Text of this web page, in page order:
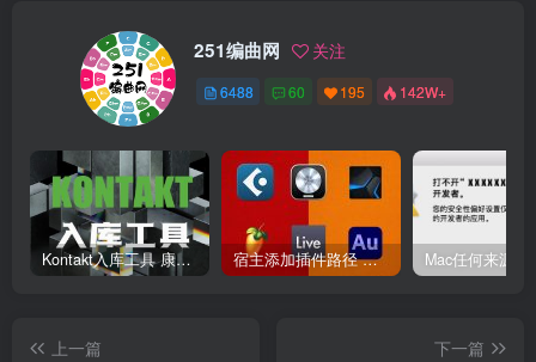
251编曲网 关注
6488 60 195 142W+
Kontakt入库工具 康泰克入库教程 宿主添加插件路径 插件路径设置 VSTPlugins路径
上一篇
下一篇